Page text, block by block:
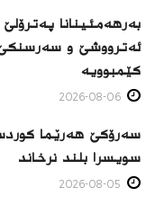
بەرهەمئینانا
كێمبوویە
سەرۆکێ هەرێما
سویسرا بلند نرخاند